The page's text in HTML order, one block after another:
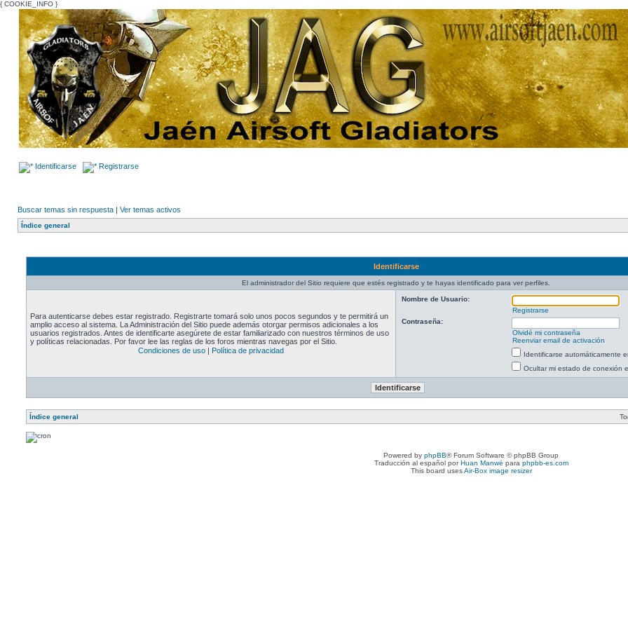
{ COOKIE_INFO }
Identificarse Registrarse
Buscar temas sin respuesta | Ver temas activos
Índice general
Identificarse
El administrador del Sitio requiere que estés registrado y te hayas identificado para ver perfiles.
Para autenticarse debes estar registrado. Registrarte tomará solo unos pocos segundos y te permitirá un
amplio acceso al sistema. La Administración del Sitio puede además otorgar permisos adicionales a los
usuarios registrados. Antes de identificarte asegúrete de estar familiarizado con nuestros términos de uso
y políticas relacionadas. Por favor lee las reglas de los foros mientras navegas por el Sitio.
Condiciones de uso | Política de privacidad
Nombre de Usuario:
Registrarse
Contraseña:
Olvidé mi contraseña
Reenviar email de activación
Identificarse automáticamente
Ocultar mi estado de conexión
Índice general
Powered by phpBB® Forum Software © phpBB Group
Traducción al español porHuan Manwë para phpbb-es.com
This board usesAir-Box image resizer